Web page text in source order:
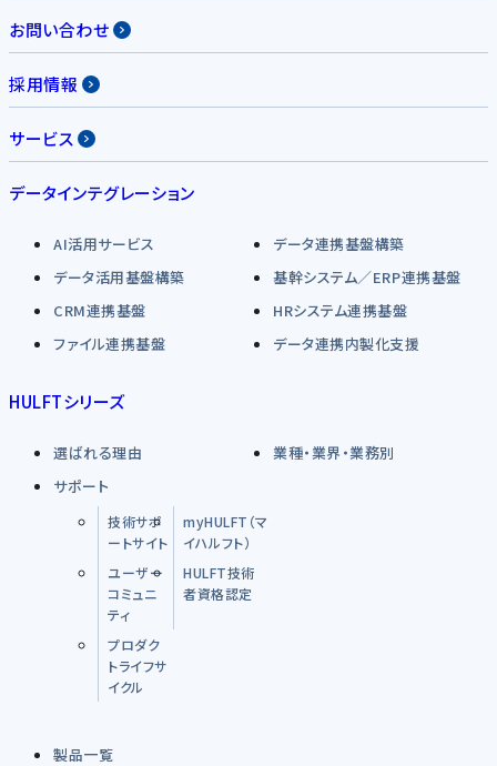
お問い合わせ
採用情報
サービス
データインテグレーション
AI活用サービス
データ連携基盤構築
データ活用基盤構築
基幹システム／ERP連携基盤
CRM連携基盤
HRシステム連携基盤
ファイル連携基盤
データ連携内製化支援
HULFTシリーズ
選ばれる理由
業種・業界・業務別
サポート
技術サポ
ートサイト
myHULFT（マ
イハルフト）
ユーザー
コミュニ
ティ
HULFT技術
者資格認定
プロダク
トライフサ
イクル
製品一覧